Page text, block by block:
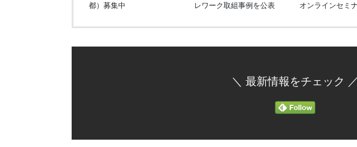
都）募集中
レワーク取組事例を公表
オンラインセミ
＼ 最新情報をチェック ／